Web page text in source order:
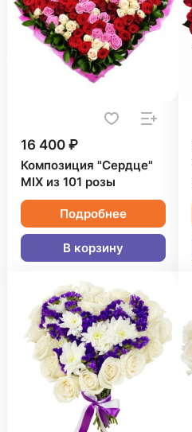
16 400 ₽
Композиция "Сердце"
MIX из 101 розы
Подробнее
В корзину